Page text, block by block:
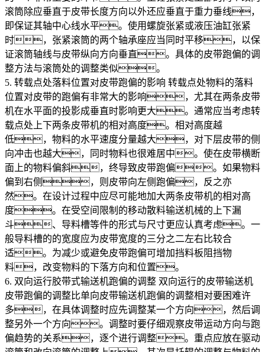
滚筒除应垂直于皮带长度方向以外还应垂直于重力垂线，
即保证其轴中心线水平。使用螺旋张紧或液压油缸张紧
时，张紧滚筒的两个轴承座应当同时平移，以保
证滚筒轴线与皮带纵向方向垂直。具体的皮带跑偏的调
整方法与滚筒处的调整类似。
5. 转载点处落料位置对皮带跑偏的影响 转载点处物料的落料
位置对皮带的跑偏有非常大的影响，尤其在两条皮带
机在水平面的投影成垂直时影响更大。通常应当考虑转
载点处上下两条皮带机的相对高度。相对高度越
低，物料的水平速度分量越大，对下层皮带的侧
向冲击也越大，同时物料也很难居中。使在皮带横断
面上的物料偏斜，终导致皮带跑偏。如果物料
偏到右侧，则皮带向左侧跑偏，反之亦
然。在设计过程中应尽可能地加大两条皮带机的相对高
度。在受空间限制的移动散料输送机械的上下漏
斗、导料槽等件的形式与尺寸更应认真考虑。一
般导料槽的的宽度应为皮带宽度的三分之二左右比较合
适。为减少或避免皮带跑偏可增加挡料板阻挡物
料，改变物料的下落方向和位置。
6. 双向运行胶带式输送机跑偏的调整 双向运行的皮带输送机
皮带跑偏的调整比单向皮带输送机跑偏的调整相对要困难许
多，在具体调整时应先调整某一个方向，然后调
整另外一个方向。调整时要仔细观察皮带运动方向与跑
偏趋势的关系，逐个进行调整。重点应放在驱动